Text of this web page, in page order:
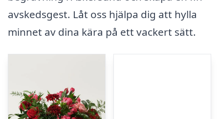
avskedsgest. Låt oss hjälpa dig att hylla
minnet av dina kära på ett vackert sätt.